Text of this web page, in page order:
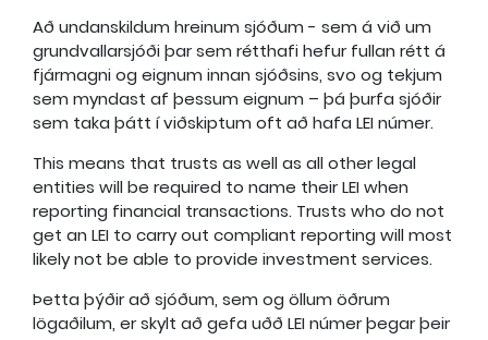
Að undanskildum hreinum sjóðum - sem á við um
grundvallarsjóði þar sem rétthafi hefur fullan rétt á
fjármagni og eignum innan sjóðsins, svo og tekjum
sem myndast af þessum eignum – þá þurfa sjóðir
sem taka þátt í viðskiptum oft að hafa LEI númer.
This means that trusts as well as all other legal
entities will be required to name their LEI when
reporting financial transactions. Trusts who do not
get an LEI to carry out compliant reporting will most
likely not be able to provide investment services.
Þetta þýðir að sjóðum, sem og öllum öðrum
lögaðilum, er skylt að gefa uðð LEI númer þegar þeir